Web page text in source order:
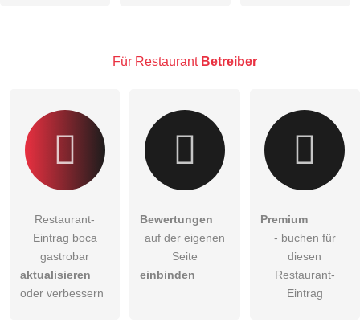
Besucher sichtbar.
Für Restaurant Betreiber
Restaurant-
Eintrag boca
gastrobar
aktualisieren
oder verbessern
Bewertungen
auf der eigenen
Seite
einbinden
Premium
- buchen für
diesen
Restaurant-
Eintrag